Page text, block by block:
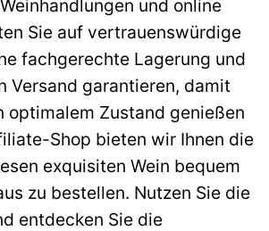
und online
Sie auf vertrauenswürdige
fachgerechte Lagerung und
Versand garantieren, damit
optimalem Zustand genießen
Shop bieten wir Ihnen die
exquisiten Wein bequem
zu bestellen. Nutzen Sie die
entdecken Sie die